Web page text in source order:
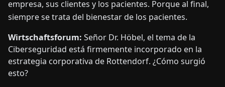
empresa, sus clientes y los pacientes. Porque al final,
siempre se trata del bienestar de los pacientes.
Wirtschaftsforum: Señor Dr. Höbel, el tema de la
Ciberseguridad está firmemente incorporado en la
estrategia corporativa de Rottendorf. ¿Cómo surgió
esto?